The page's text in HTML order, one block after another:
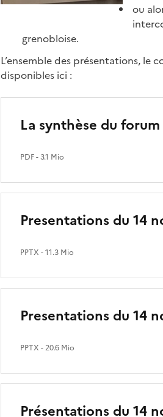
ou
grenobloise.
L’ensemble des présentations, le
disponibles ici :
La synthèse du
PDF- 3.1 Mio
Presentations du 14
PPTX - 11.3 Mio
Presentations du 14
PPTX - 20.6 Mio
Présentations du 14